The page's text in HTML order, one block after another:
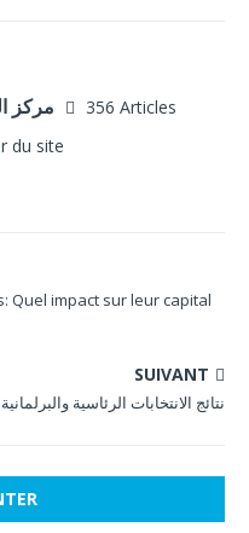
356 Articles
du site
Quel impact sur leur capital
SUIVANT
نتائج الانتخابات الرئاسية والبرلمانية التركية 2023 …